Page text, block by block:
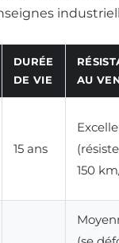
DURÉE
DE VIE
AU
15 ans
150